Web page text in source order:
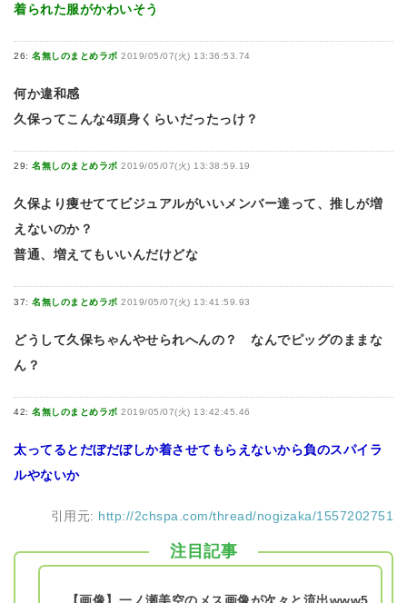
着られた服がかわいそう
26: 名無しのまとめラボ 2019/05/07(火) 13:36:53.74
何か違和感
久保ってこんな4頭身くらいだったっけ？
29: 名無しのまとめラボ 2019/05/07(火) 13:38:59.19
久保より痩せててビジュアルがいいメンバー達って、推しが増
えないのか？
普通、増えてもいいんだけどな
37: 名無しのまとめラボ 2019/05/07(火) 13:41:59.93
どうして久保ちゃんやせられへんの？ なんでピッグのままな
ん？
42: 名無しのまとめラボ 2019/05/07(火) 13:42:45.46
太ってるとだぼだぼしか着させてもらえないから負のスパイラ
ルやないか
引用元: http://2chspa.com/thread/nogizaka/1557202751
注目記事